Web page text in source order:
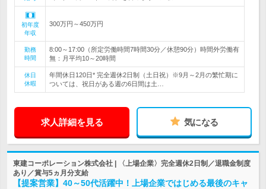
初年度
年収
300万円～450万円
勤務
時間
8:00～17:00（所定労働時間7時間30分／休憩90分）時間外労働有
無：月平均10～20時間
休日
休暇
年間休日120日* 完全週休2日制（土日祝）※9月～2月の繁忙期に
ついては、祝日がある週の6日間は土…
求人詳細を見る 気になる
東建コーポレーション株式会社 | 〈上場企業〉完全週休2日制／退職金制度
あり／賞与5ヵ月分支給
【提案営業】40～50代活躍中！上場企業ではじめる最後のキャ